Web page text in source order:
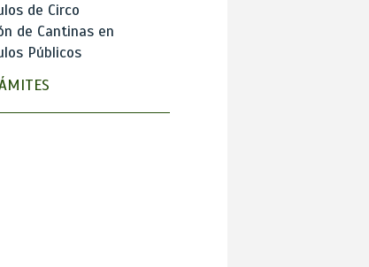
de Circo
de Cantinas en
Públicos